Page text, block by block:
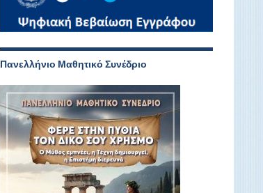
Πανελλήνιο Μαθητικό Συνέδριο